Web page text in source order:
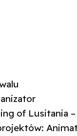
of Lusitania –